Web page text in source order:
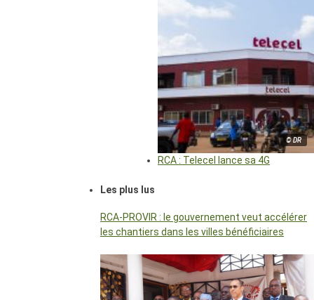
© DR
RCA : Telecel lance sa 4G
Les plus lus
RCA-PROVIR : le gouvernement veut accélérer
les chantiers dans les villes bénéficiaires